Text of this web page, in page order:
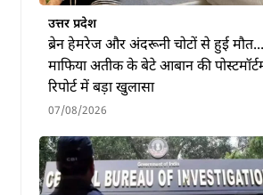
उत्तर प्रदेश
ब्रेन हेमरेज और अंदरूनी चोटों से हुई मौत...
माफिया अतीक के बेटे आबान की
रिपोर्ट में बड़ा खुलासा
07/08/2026